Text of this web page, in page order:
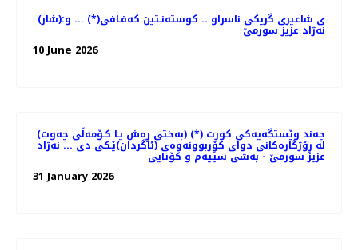
(شار)ی شاعیری گریكی ناسراو .. كوسته‌نـتین كه‌فـافی(*) ... و:
نه‌ژاد عزیز سورمێ
10 June 2026
(به‌ختی ڕه‌ش یـا كـۆمه‌ڵی چه‌وت) (*) چه‌ند وێستگه‌یه‌كی كورت
له‌ ڕۆژگاره‌كانی دوای كۆربوونه‌وه‌ی (ئاگردان)ێـكی دی ... نه‌ژاد
عزیز سورمێ - به‌شی سێیه‌م و كۆتایی
31 January 2026